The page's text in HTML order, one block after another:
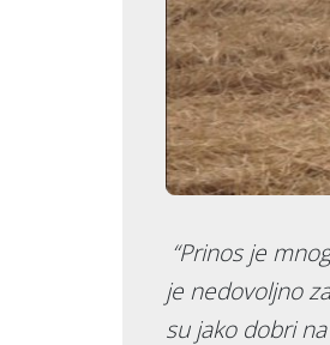
“Prinos je
je nedovoljno
su jako dobri